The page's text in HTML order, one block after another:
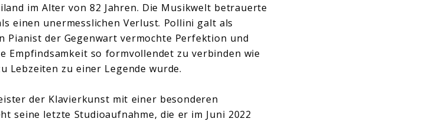
im Alter von 82 Jahren. Die Musikwelt betrauerte
einen unermesslichen Verlust. Pollini galt als
Pianist der Gegenwart vermochte Perfektion und
Empfindsamkeit so formvollendet zu verbinden wie
Lebzeiten zu einer Legende wurde.
der Klavierkunst mit einer besonderen
seine letzte Studioaufnahme, die er im Juni 2022